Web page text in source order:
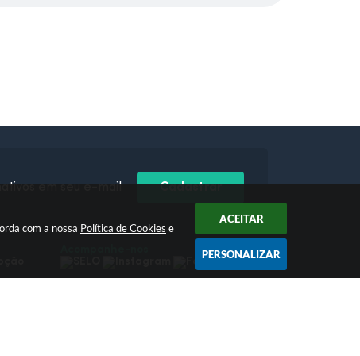
com a nossa Política de Cookies e
ACEITAR
PERSONALIZAR
em seu e-mail Cadastrar